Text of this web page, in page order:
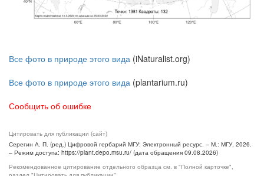
Все фото в природе этого вида (iNaturalist.org)
Все фото в природе этого вида (plantarium.ru)
Сообщить об ошибке
Цитировать для публикации (сайт)
Серегин А. П. (ред.) Цифровой гербарий МГУ: Электронный ресурс. – М.: МГУ, 2026.
– Режим доступа: https://plant.depo.msu.ru/ (дата обращения 09.08.2026)
Рекомендованное цитирование отдельного образца см. в "Полной карточке",